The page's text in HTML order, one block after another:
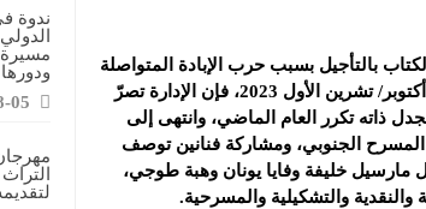
ندوة
مسيرة
05
بالتأجيل بسبب حرب الإبادة المتواصلة
في غزة منذ السابع من أكتوبر/ تشرين الأول 2023، فإن الإدارة تصرّ
ذاته تكرر العام الماضي، وانتهى إلى
المسرح الجنوبي، ومشاركة فنانين توصف
مارسيل خليفة وفايا يونان وهبة طوجي،
والنقدية والتشكيلية والمسرحية.